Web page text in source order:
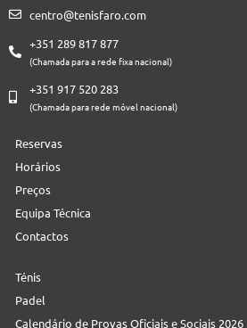
centro@tenisfaro.com
+351 289 817 877
(Chamada para a rede fixa nacional)
+351 917 520 283
(Chamada para rede móvel nacional)
Reservas
Horários
Preços
Equipa Técnica
Contactos
Ténis
Padel
Calendário de Provas Oficiais e Sociais 2026